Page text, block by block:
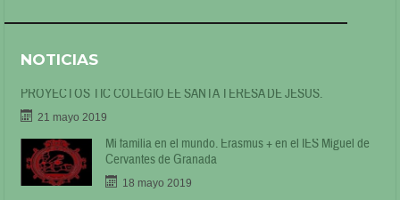
NOTICIAS
PROYECTOS TIC COLEGIO EE SANTA TERESA DE JESÚS.
21 mayo 2019
Mi familia en el mundo. Erasmus + en el IES Miguel de
Cervantes de Granada
18 mayo 2019